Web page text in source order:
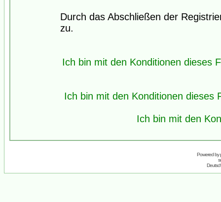
Durch das Abschließen der
zu.
Ich bin mit den Konditionen dieses
Ich bin mit den Konditionen dieses
Ich bin mit den
Powered by